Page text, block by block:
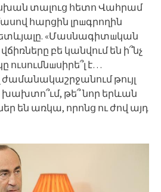
տալուց հետո Վահրամ
հարցին լրшգրողին
«Մասնագիտшկան
բե կանվում են ի՞նչ
ուսումնшսիրե՞լ է…
ժամանակաշրջանում թույլ
թե՞ նոր երևան
են առկա, որոնց ու ժով այդ